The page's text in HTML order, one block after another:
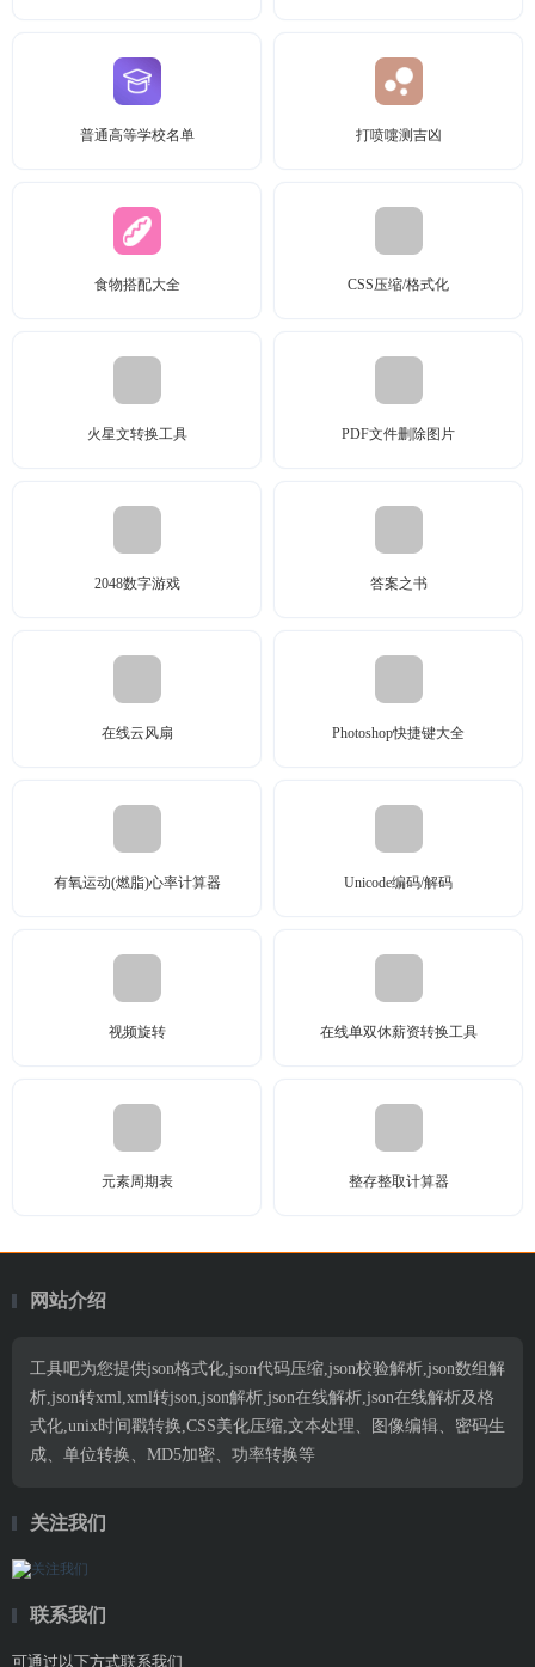
普通高等学校名单 打喷嚏测吉凶
食物搭配大全 CSS压缩/格式化
火星文转换工具 PDF文件删除图片
2048数字游戏 答案之书
在线云风扇 Photoshop快捷键大全
有氧运动(燃脂)心率计算器 Unicode编码/解码
视频旋转 在线单双休薪资转换工具
元素周期表 整存整取计算器
网站介绍
工具吧为您提供json格式化,json代码压缩,json校验解析,json数组解
析,json转xml,xml转json,json解析,json在线解析,json在线解析及格
式化,unix时间戳转换,CSS美化压缩,文本处理、图像编辑、密码生
成、单位转换、MD5加密、功率转换等
关注我们
联系我们
可通过以下方式联系我们